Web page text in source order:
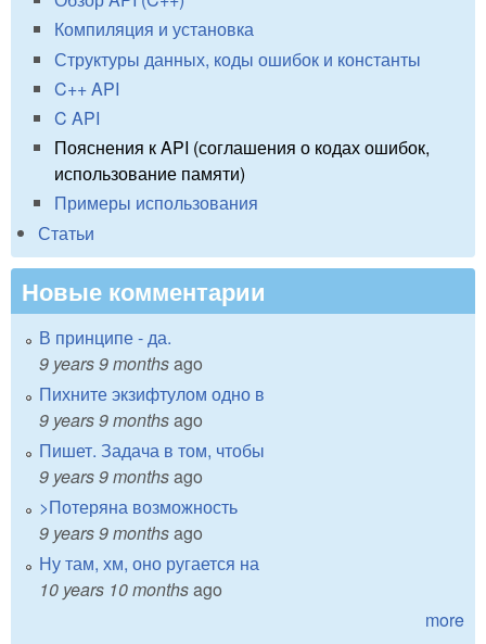
Компиляция и установка
Структуры данных, коды ошибок и константы
C++ API
C API
Пояснения к API (соглашения о кодах ошибок,
использование памяти)
Примеры использования
Статьи
Новые комментарии
В принципе - да.
9 years 9 monthsago
Пихните экзифтулом одно в
9 years 9 monthsago
Пишет. Задача в том, чтобы
9 years 9 monthsago
>Потеряна возможность
9 years 9 monthsago
Ну там, хм, оно ругается на
10 years 10 monthsago
more